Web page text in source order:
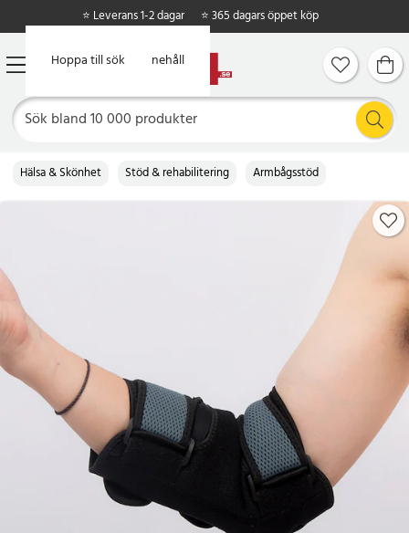
Hoppa till huvudinnehåll
Hoppa till sök
⭐ Leverans 1-2 dagar ⭐ 365 dagars öppet köp
Hälsa & Skönhet Stöd & rehabilitering Armbågsstöd